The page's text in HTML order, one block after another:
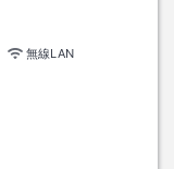
無線LAN